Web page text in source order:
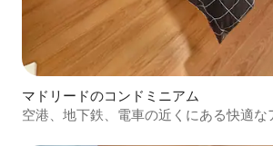
マドリードのコンドミニアム
空港、地下鉄、電車の近くにある快適な